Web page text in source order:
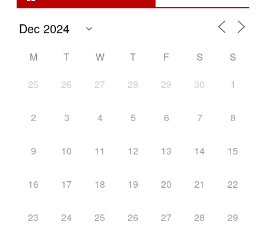
M T W T F S
S
25
26 27 28 29 30 1
2 3 4 5 6 7 8
9 10 11 12 13 14 15
16 17 18 19 20 21 22
23 24 25 26 27 28 29